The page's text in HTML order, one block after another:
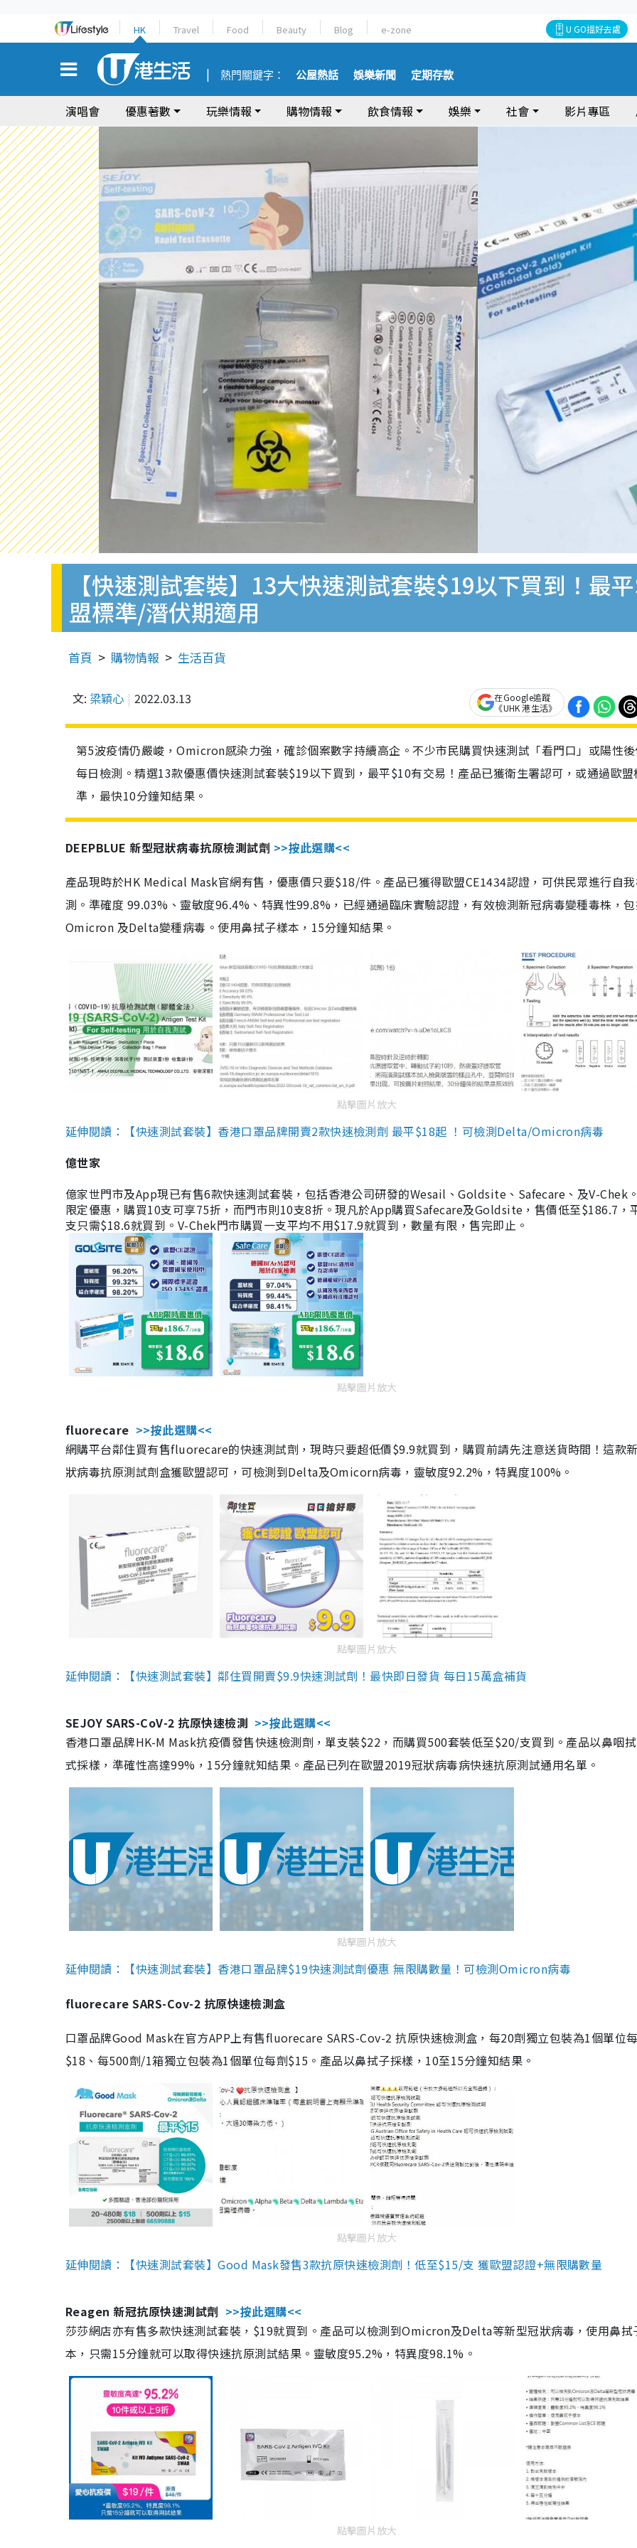
HK Travel Food Beauty Blog e-zone U GO搵好去處
熱門關鍵字： 公屋熱話 娛樂新聞 定期存款
演唱會 優惠著數 玩樂情報 購物情報 飲食情報 娛樂 社會 影片專區
【快速測試套裝】13大快速測試套裝$19以下買到！最
盟標準/潛伏期適用
首頁 購物情報 生活百貨
文: 梁穎心 2022.03.13
在Google追蹤
《UHK 港生活》
第5波疫情仍嚴峻，Omicron感染力強，確診個案數字持續高企。不少市民購買快速測試「看門口」或陽性
每日檢測。精選13款優惠價快速測試套裝$19以下買到，最平$10有交易！產品已獲衛生署認可，或通過歐盟
準，最快10分鐘知結果。
DEEPBLUE 新型冠狀病毒抗原檢測試劑 >>按此選購<<
產品現時於HK Medical Mask官網有售，優惠價只要$18/件。產品已獲得歐盟CE1434認證，可供民眾進行自
測。準確度 99.03%、靈敏度96.4%、特異性99.8%，已經通過臨床實驗認證，有效檢測新冠病毒變種毒株，
Omicron 及Delta變種病毒。使用鼻拭子樣本，15分鐘知結果。
點擊圖片放大
延伸閱讀：【快速測試套裝】香港口罩品牌開賣2款快速檢測劑 最平$18起 ！可檢測Delta/Omicron病毒
億世家
億家世門市及App現已有售6款快速測試套裝，包括香港公司研發的Wesail、Goldsite、Safecare、及V-Chek
限定優惠，購買10支可享75折，而門市則10支8折。現凡於App購買Safecare及Goldsite，售價低至$186.7，
支只需$18.6就買到。V-Chek門市購買一支平均不用$17.9就買到，數量有限，售完即止。
點擊圖片放大
fluorecare >>按此選購<<
網購平台鄰住買有售fluorecare的快速測試劑，現時只要超低價$9.9就買到，購買前請先注意送貨時間！這款
狀病毒抗原測試劑盒獲歐盟認可，可檢測到Delta及Omicorn病毒，靈敏度92.2%，特異度100%。
點擊圖片放大
延伸閱讀：【快速測試套裝】鄰住買開賣$9.9快速測試劑！最快即日發貨 每日15萬盒補貨
SEJOY SARS-CoV-2 抗原快速檢測 >>按此選購<<
香港口罩品牌HK-M Mask抗疫價發售快速檢測劑，單支裝$22，而購買500套裝低至$20/支買到。產品以鼻咽
式採樣，準確性高達99%，15分鐘就知結果。產品已列在歐盟2019冠狀病毒病快速抗原測試通用名單。
點擊圖片放大
延伸閱讀：【快速測試套裝】香港口罩品牌$19快速測試劑優惠 無限購數量！可檢測Omicron病毒
fluorecare SARS-Cov-2 抗原快速檢測盒
口罩品牌Good Mask在官方APP上有售fluorecare SARS-Cov-2 抗原快速檢測盒，每20劑獨立包裝為1個單位
$18、每500劑/1箱獨立包裝為1個單位每劑$15。產品以鼻拭子採樣，10至15分鐘知結果。
點擊圖片放大
延伸閱讀：【快速測試套裝】Good Mask發售3款抗原快速檢測劑！低至$15/支 獲歐盟認證+無限購數量
Reagen 新冠抗原快速測試劑 >>按此選購<<
莎莎網店亦有售多款快速測試套裝，$19就買到。產品可以檢測到Omicron及Delta等新型冠狀病毒，使用鼻拭
本，只需15分鐘就可以取得快速抗原測試結果。靈敏度95.2%，特異度98.1%。
點擊圖片放大